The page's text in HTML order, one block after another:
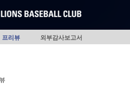
프리뷰 외부감사보고서